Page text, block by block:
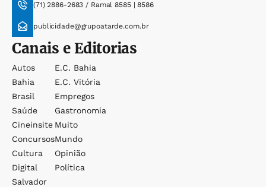
(71) 2886-2683 / Ramal 8585 | 8586
publicidade@grupoatarde.com.br
Canais e Editorias
Autos
Bahia
Brasil
Saúde
Cineinsite
Concursos
Cultura
Digital
Salvador
E.c. Bahia
E.c. Vitória
Empregos
Gastronomia
Muito
Mundo
Opinião
Política